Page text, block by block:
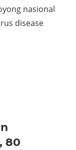
nasional
disease
80